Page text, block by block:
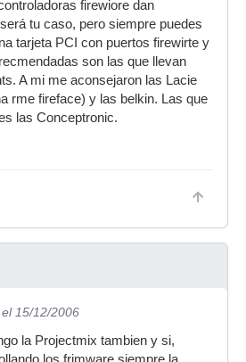
firewiore dan
tu caso, pero siempre puedes
tarjeta PCI con puertos firewirte y
son las que llevan
A mi me aconsejaron las Lacie
rme fireface) y las belkin. Las que
las Conceptronic.
el 15/12/2006
la Projectmix tambien y si,